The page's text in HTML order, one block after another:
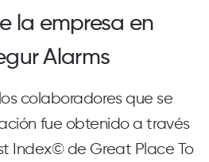
la empresa en
Alarms
colaboradores que se
fue obtenido a través
Index© de Great Place To